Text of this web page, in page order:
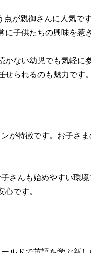
が親御さんに人気で
子供たちの興味を惹
ない幼児でも気軽に
られるのも魅力です。
が特徴です。お子さ
さんも始めやすい環
です。